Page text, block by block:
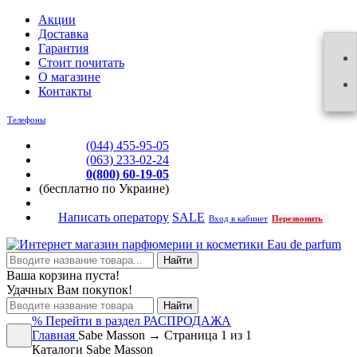
Акции
Доставка
Гарантия
Стоит почитать
О магазине
Контакты
Телефоны
(044) 455-95-05
(063) 233-02-24
0(800) 60-19-05
(бесплатно по Украине)
Написать оператору SALE Вход в кабинет Перезвонить
Найти
Ваша корзина пуста!
Удачных Вам покупок!
Найти
% Перейти в раздел РАСПРОДАЖА
Главная Sabe Masson → Страница 1 из 1
Каталоги Sabe Masson